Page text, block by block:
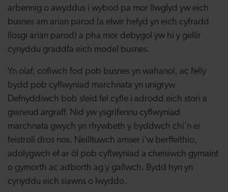
arbennig o awyddus i wybod pa mor llwglyd yw eich
busnes am arian parod (a elwir hefyd yn eich cyfradd
llosgi arian parod) a pha mor debygol yw hi y gellir
cynyddu graddfa eich model busnes.
Yn olaf, cofiwch fod pob busnes yn wahanol, ac felly
bydd pob cyflwyniad marchnata yn unigryw.
Defnyddiwch bob sleid fel cyfle i adrodd eich stori a
gwneud argraff. Nid yw ysgrifennu cyflwyniad
marchnata gwych yn rhywbeth y byddwch chi'n ei
feistroli dros nos. Neilltuwch amser i'w berffeithio,
adolygwch ef ar ôl pob cyflwyniad a cheisiwch gymaint
o gymorth ac adborth ag y gallwch. Bydd hyn yn
cynyddu eich siawns o lwyddo.